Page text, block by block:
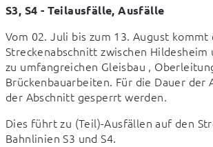
S3, S4 - Teilausfälle, Ausfälle
Vom 02. Juli bis zum 13. August kommt
Streckenabschnitt zwischen Hildesheim
zu umfangreichen Gleisbau ,
Brückenbauarbeiten. Für die Dauer der
der Abschnitt gesperrt werden.
Dies führt zu (Teil)-Ausfällen auf den
Bahnlinien S3 und S4.